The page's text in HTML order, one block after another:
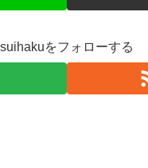
suihakuをフォローする